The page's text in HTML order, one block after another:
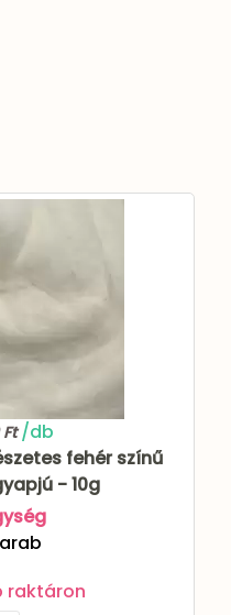
Ft/db
fehér színű
- 10g
raktáron